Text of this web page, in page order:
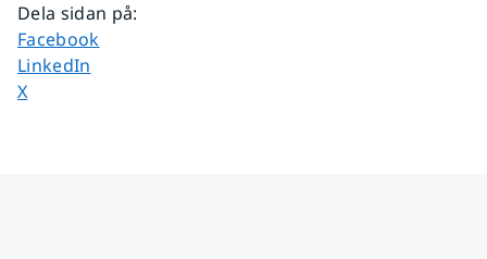
Dela sidan på:
Dela sidan på
Facebook
Dela sidan på
LinkedIn
Dela sidan på
X